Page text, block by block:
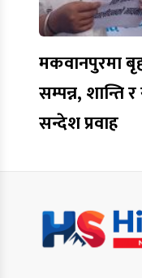
मकवानपुरमा
सम्पन्न, शान्ति
सन्देश प्रवाह